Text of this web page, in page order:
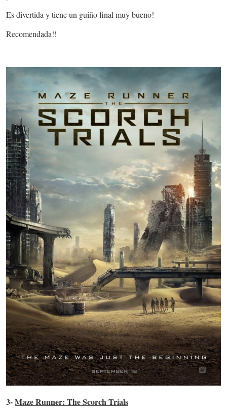
Es divertida y tiene un guiño final muy bueno!
Recomendada!!
3-Maze Runner: The Scorch Trials